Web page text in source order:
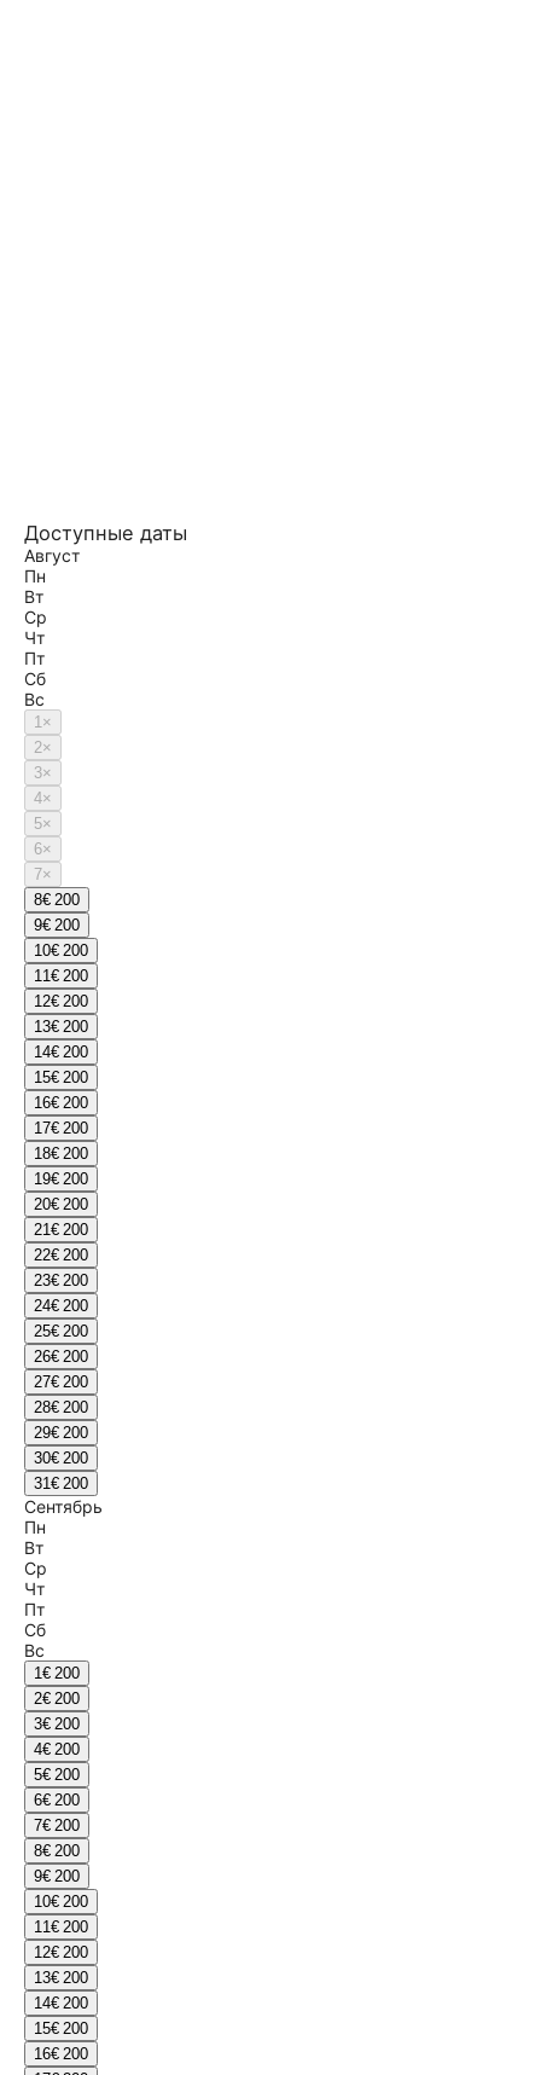
Доступные даты
Август
Пн
Вт
Ср
Чт
Пт
Сб
Вс
1×
2×
3×
4×
5×
6×
7×
8€ 200
9€ 200
10€ 200
11€ 200
12€ 200
13€ 200
14€ 200
15€ 200
16€ 200
17€ 200
18€ 200
19€ 200
20€ 200
21€ 200
22€ 200
23€ 200
24€ 200
25€ 200
26€ 200
27€ 200
28€ 200
29€ 200
30€ 200
31€ 200
Сентябрь
Пн
Вт
Ср
Чт
Пт
Сб
Вс
1€ 200
2€ 200
3€ 200
4€ 200
5€ 200
6€ 200
7€ 200
8€ 200
9€ 200
10€ 200
11€ 200
12€ 200
13€ 200
14€ 200
15€ 200
16€ 200